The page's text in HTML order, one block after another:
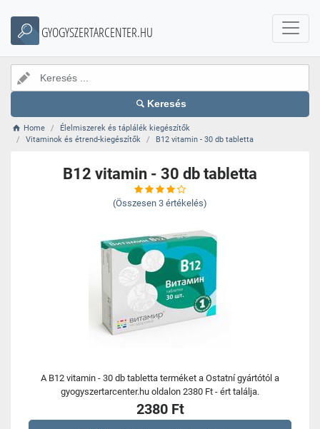
GYOGYSZERTARCENTER.HU
Keresés
Home
Élelmiszerek és táplálék kiegészítők
Vitaminok és étrend-kiegészítők
B12 vitamin - 30 db tabletta
B12 vitamin - 30 db tabletta
(Összesen 3 értékelés)
A B12 vitamin - 30 db tabletta terméket a Ostatní gyártótól a
gyogyszertarcenter.hu oldalon 2380 Ft - ért találja.
2380 Ft